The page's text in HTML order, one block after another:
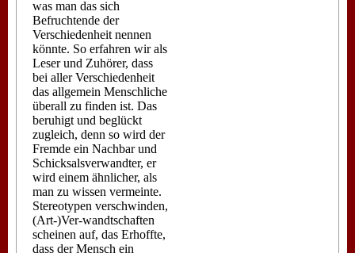
was man das sich
Befruchtende der
Verschiedenheit nennen
könnte. So erfahren wir als
Leser und Zuhörer, dass
bei aller Verschiedenheit
das allgemein Menschliche
überall zu finden ist. Das
beruhigt und beglückt
zugleich, denn so wird der
Fremde ein Nachbar und
Schicksalsverwandter, er
wird einem ähnlicher, als
man zu wissen vermeinte.
Stereotypen verschwinden,
(Art-)Ver-wandtschaften
scheinen auf, das Erhoffte,
dass der Mensch ein